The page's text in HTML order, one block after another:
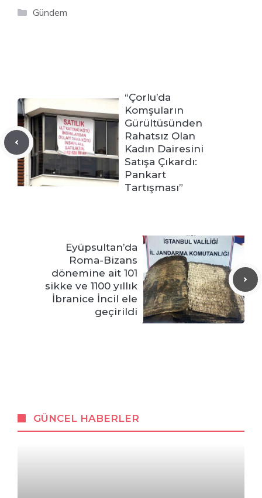
Kategoriler
Gündem
“Çorlu’da
Komşuların
Gürültüsünden
Rahatsız Olan
Kadın Dairesini
Satışa Çıkardı:
Pankart
Tartışması”
Eyüpsultan’da
Roma-Bizans
dönemine ait 101
sikke ve 1100 yıllık
İbranice İncil ele
geçirildi
GÜNCEL HABERLER